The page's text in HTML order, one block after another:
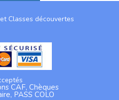
Classes découvertes
CAF, Chèques
PASS COLO